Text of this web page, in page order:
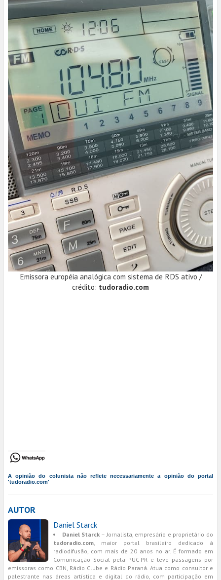
Emissora européia analógica com sistema de RDS ativo /
crédito: tudoradio.com
A opinião do colunista não reflete necessariamente a opinião do portal
'tudoradio.com'
AUTOR
Daniel Starck
Daniel Starck – Jornalista, empresário e proprietário do
tudoradio.com, maior portal brasileiro dedicado à
radiodifusão, com mais de 20 anos no ar. É formado em
Comunicação Social pela PUC-PR e teve passagens por
emissoras como CBN, Rádio Clube e Rádio Paraná. Atua como consultor e
palestrante nas áreas artística e digital do rádio, com participação em